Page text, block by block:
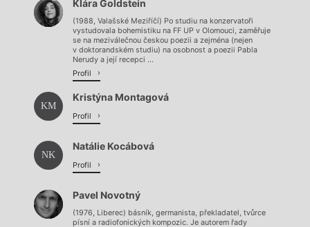
Klára Goldstein
(1988, Valašské Meziříčí) Po studiu na konzervatoři
vystudovala bohemistiku na FF UP v Olomouci, zaměřuje
se na meziválečnou českou poezii a zejména (nejen
v doktorandském studiu) na osobnost a poezii Pabla
Nerudy a její recepci ...
Profil
KM
Kristýna Montagová
Profil
NK
Natálie Kocábová
Profil
Pavel Novotný
(1976, Liberec) básník, germanista, překladatel, tvůrce
písní a radiofonických kompozic. Je autorem řady